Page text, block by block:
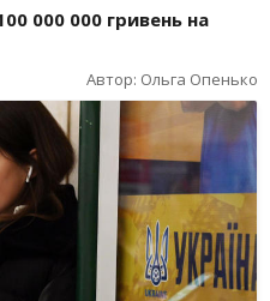
000 000 гривень на
Автор: Ольга Опенько